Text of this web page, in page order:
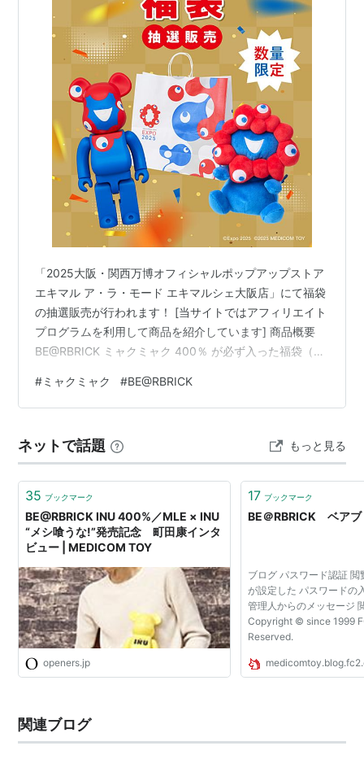
「2025大阪・関西万博オフィシャルポップアップストア
エキマル ア・ラ・モード エキマルシェ大阪店」にて福袋
の抽選販売が行われます！ [当サイトではアフィリエイト
プログラムを利用して商品を紹介しています] 商品概要
BE@RBRICK ミャクミャク 400％ が必ず入った福袋（服
み(S) が必ず入った福袋 5,000円 販売方法 抽選申し込み
期間 当選結果通知日 購入・受け取り日 商品概要
サイズM／L）20,000円 【必ず含まれている商品】
BE@RBRICK ミャク…
#ミャクミャク #BE@RBRICK
ネットで話題 もっと見る
35 ブックマーク
BE@RBRICK INU 400%／MLE × INU
“メシ喰うな!”発売記念 町田康インタ
ビュー | MEDICOM TOY
openers.jp
17 ブックマーク
BE＠RBRICK ベア
ブログ パスワード認証
が設定した パスワードの
管理人からのメッセージ
Copyright © since 1999
Reserved.
関連ブログ